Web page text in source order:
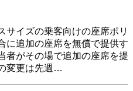
サイズの乗客向けの座席ポリ
に追加の座席を無償で提供す
者がその場で追加の座席を提
変更は先週…